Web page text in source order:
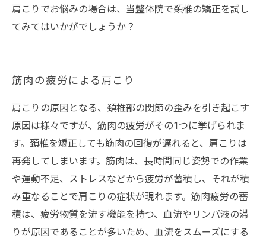
肩こりでお悩みの場合は、当整体院で頚椎の矯正を試し
てみてはいかがでしょうか？
筋肉の疲労による肩こり
肩こりの原因となる、頚椎部の関節の歪みを引き起こす
原因は様々ですが、筋肉の疲労がその1つに挙げられま
す。頚椎を矯正しても筋肉の回復が遅れると、肩こりは
再発してしまいます。筋肉は、長時間同じ姿勢での作業
や運動不足、ストレスなどから疲労が蓄積し、それが積
み重なることで肩こりの症状が現れます。筋肉疲労の蓄
積は、疲労物質を流す機能を持つ、血流やリンパ液の滞
りが原因であることが多いため、血流をスムーズにする